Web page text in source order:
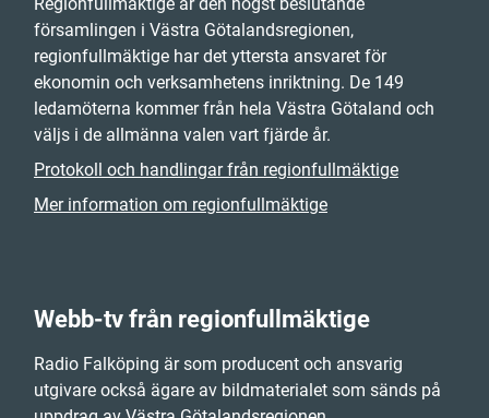
Regionfullmäktige är den högst beslutande
församlingen i Västra Götalandsregionen,
regionfullmäktige har det yttersta ansvaret för
ekonomin och verksamhetens inriktning. De 149
ledamöterna kommer från hela Västra Götaland och
väljs i de allmänna valen vart fjärde år.
Protokoll och handlingar från regionfullmäktige
Mer information om regionfullmäktige
Webb-tv från regionfullmäktige
Radio Falköping är som producent och ansvarig
utgivare också ägare av bildmaterialet som sänds på